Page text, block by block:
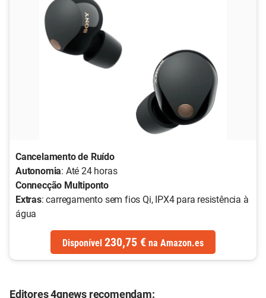
Cancelamento de Ruído
Autonomia: Até 24 horas
Connecção Multiponto
Extras: carregamento sem fios Qi, IPX4 para resistência à
água
Disponível 230,75 € na Amazon.es
Editores 4gnews recomendam: